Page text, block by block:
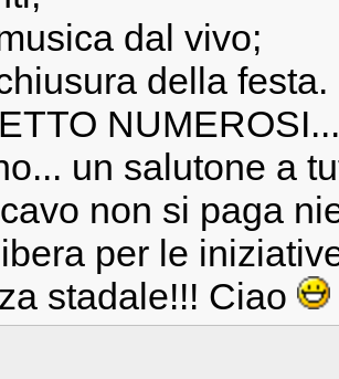
dal vivo;
della festa.
un salutone a
non si paga
per le
stadale!!! Ciao